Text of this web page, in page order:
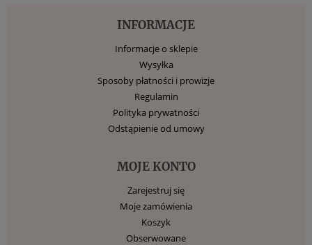
INFORMACJE
Informacje o sklepie
Wysyłka
Sposoby płatności i prowizje
Regulamin
Polityka prywatności
Odstąpienie od umowy
MOJE KONTO
Zarejestruj się
Moje zamówienia
Koszyk
Obserwowane